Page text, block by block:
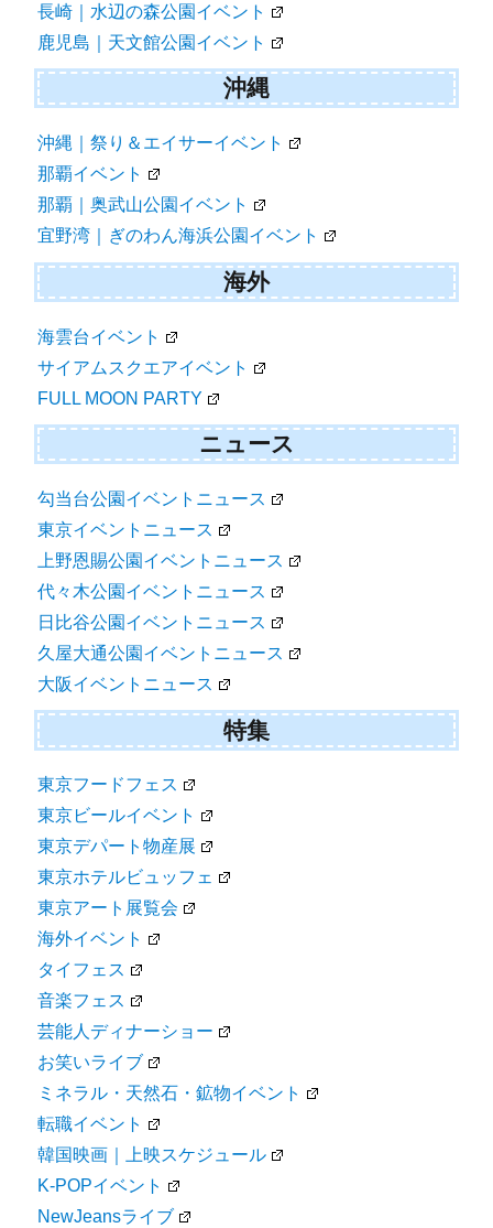
長崎｜水辺の森公園イベント
鹿児島｜天文館公園イベント
沖縄
沖縄｜祭り＆エイサーイベント
那覇イベント
那覇｜奥武山公園イベント
宜野湾｜ぎのわん海浜公園イベント
海外
海雲台イベント
サイアムスクエアイベント
FULL MOON PARTY
ニュース
勾当台公園イベントニュース
東京イベントニュース
上野恩賜公園イベントニュース
代々木公園イベントニュース
日比谷公園イベントニュース
久屋大通公園イベントニュース
大阪イベントニュース
特集
東京フードフェス
東京ビールイベント
東京デパート物産展
東京ホテルビュッフェ
東京アート展覧会
海外イベント
タイフェス
音楽フェス
芸能人ディナーショー
お笑いライブ
ミネラル・天然石・鉱物イベント
転職イベント
韓国映画｜上映スケジュール
K-POPイベント
NewJeansライブ